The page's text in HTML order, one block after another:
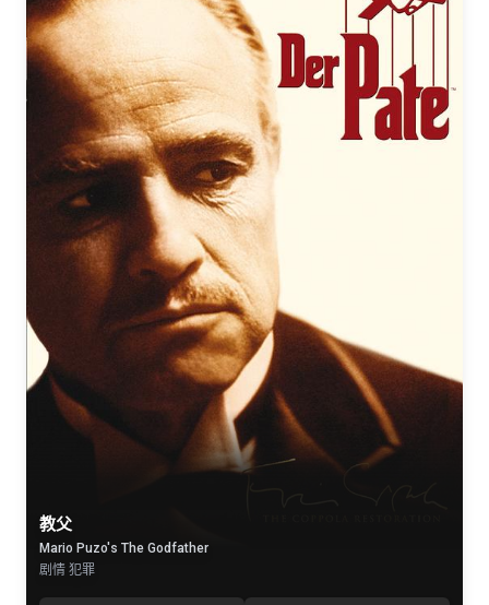
教父
Mario Puzo's The Godfather
剧情 犯罪